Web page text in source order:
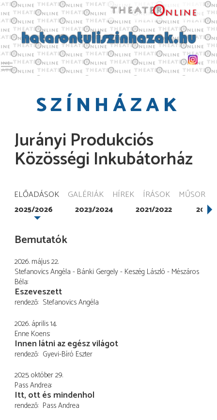
Toggle main menu visibility
SZÍNHÁZAK
Jurányi Produkciós
Közösségi Inkubátorház
ELŐADÁSOK GALÉRIÁK HÍREK ÍRÁSOK MŰSOR
2025/2026 2023/2024 2021/2022
Bemutatók
2026. május 22.
Stefanovics Angéla - Bánki Gergely - Keszég László - Mészáros
Béla
Eszeveszett
rendező Stefanovics Angéla
2026. április 14.
Enne Koens
Innen látni az egész világot
rendező Gyevi-Bíró Eszter
2025. október 29.
Pass Andrea
Itt, ott és mindenhol
rendező Pass Andrea